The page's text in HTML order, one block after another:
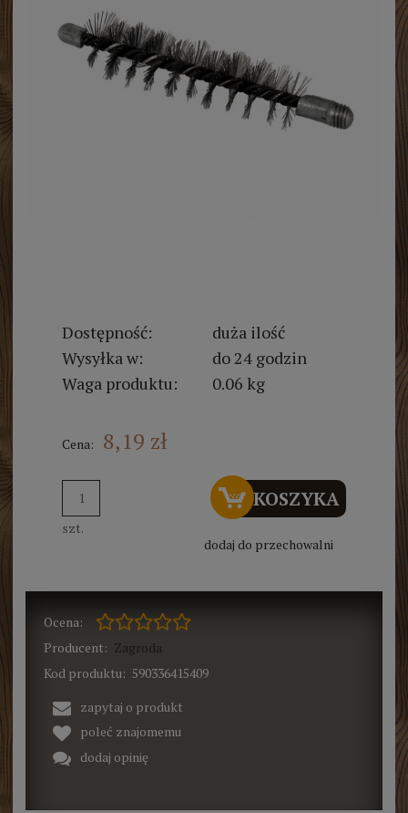
Dostępność:
duża ilość
Wysyłka w:
do 24 godzin
Waga produktu:
0.06 kg
Cena: 8,19 zł
szt.
DO KOSZYKA
dodaj do przechowalni
Ocena:
Producent: Zagroda
Kod produktu: 590336415409
zapytaj o produkt
poleć znajomemu
dodaj opinię